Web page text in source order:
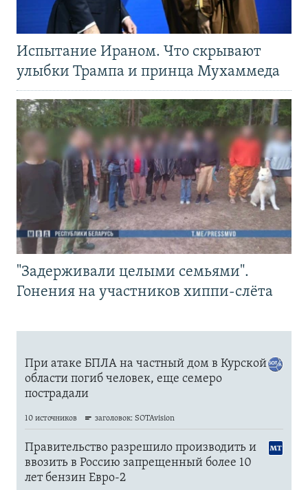
Испытание Ираном. Что скрывают
улыбки Трампа и принца Мухаммеда
"Задерживали целыми семьями".
Гонения на участников хиппи-слёта